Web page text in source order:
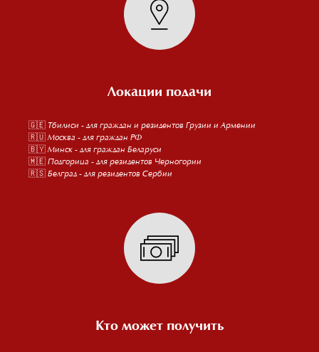
Локации подачи
🇬🇪 Тбилиси - для граждан и резидентов Грузии и Армении
🇷🇺 Москва - для граждан РФ
🇧🇾 Минск - для граждан Беларуси
🇲🇪 Подгорица - для резидентов Черногории
🇷🇸 Белград - для резидентов Сербии
Кто может получить